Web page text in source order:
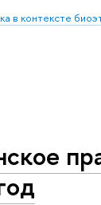
в контексте